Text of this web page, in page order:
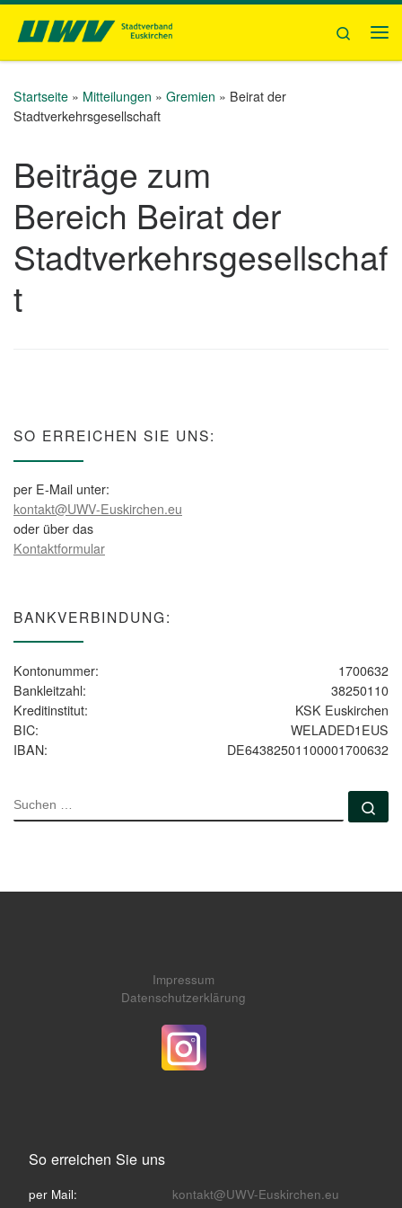
Zum Inhalt springen
Search
Startseite » Mitteilungen » Gremien » Beirat der
Stadtverkehrsgesellschaft
Beiträge zum
Bereich Beirat der
Stadtverkehrsgesellschaf
t
SO ERREICHEN SIE UNS:
per E-Mail unter:
kontakt@UWV-Euskirchen.eu
oder über das
Kontaktformular
BANKVERBINDUNG:
Kontonummer:
1700632
Bankleitzahl:
38250110
Kreditinstitut:
KSK Euskirchen
BIC:
WELADED1EUS
IBAN:
DE64382501100001700632
SUCHE
Impressum
Datenschutzerklärung
So erreichen Sie uns
per Mail:
kontakt@UWV-Euskirchen.eu